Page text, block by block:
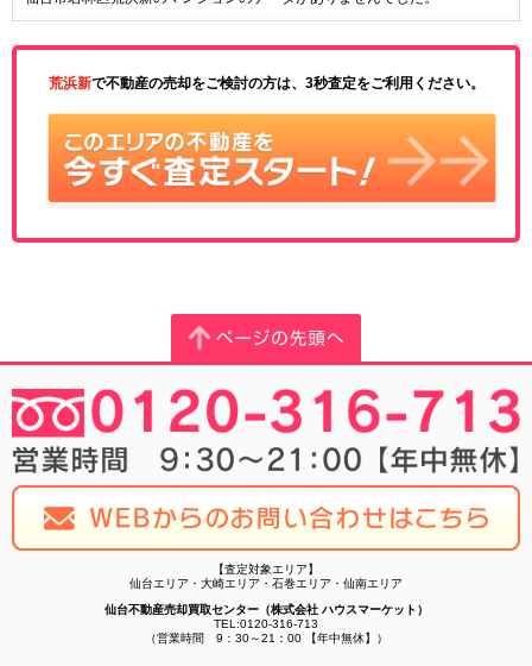
荒浜新で不動産の売却をご検討の方は、3秒査定をご利用ください。
【査定対象エリア】
仙台エリア・大崎エリア・石巻エリア・仙南エリア
仙台不動産売却買取センター（株式会社 ハウスマーケット）
TEL:0120-316-713
（営業時間 9：30～21：00 【年中無休】）